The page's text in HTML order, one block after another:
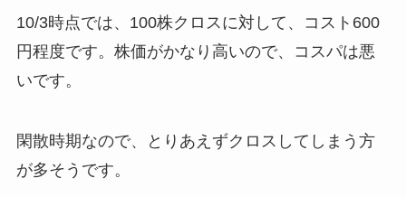
10/3時点では、100株クロスに対して、コスト600
円程度です。株価がかなり高いので、コスパは悪
いです。
閑散時期なので、とりあえずクロスしてしまう方
が多そうです。